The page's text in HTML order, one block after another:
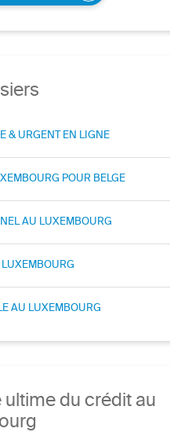
& URGENT EN LIGNE
POUR BELGE
AU LUXEMBOURG
AU LUXEMBOURG
du crédit au